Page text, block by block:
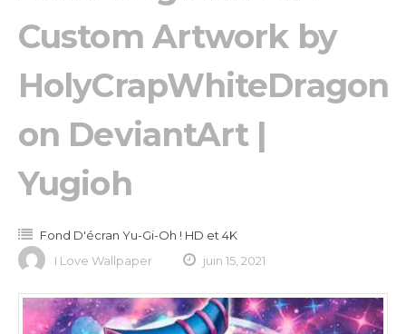
Custom Artwork by
HolyCrapWhiteDragon
on DeviantArt |
Yugioh
Fond D'écran Yu-Gi-Oh ! HD et 4K
I Love Wallpaper
juin 15, 2021